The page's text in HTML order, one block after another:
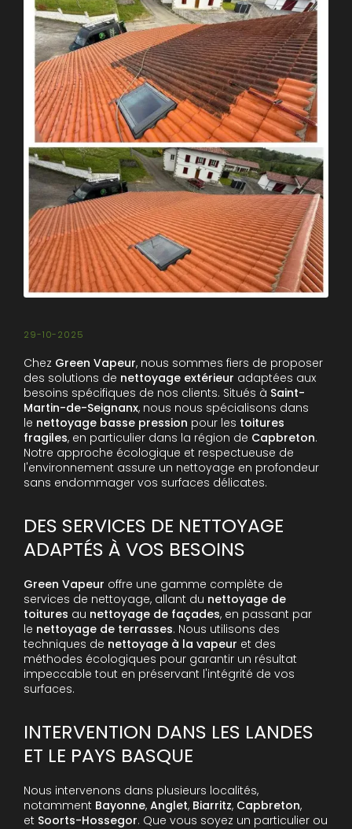
29-10-2025
Chez Green Vapeur, nous sommes fiers de proposer
des solutions de nettoyage extérieur adaptées aux
besoins spécifiques de nos clients. Situés à Saint-
Martin-de-Seignanx, nous nous spécialisons dans
le nettoyage basse pression pour les toitures
fragiles, en particulier dans la région de Capbreton.
Notre approche écologique et respectueuse de
l'environnement assure un nettoyage en profondeur
sans endommager vos surfaces délicates.
DES SERVICES DE NETTOYAGE
ADAPTÉS À VOS BESOINS
Green Vapeur offre une gamme complète de
services de nettoyage, allant du nettoyage de
toitures au nettoyage de façades, en passant par
le nettoyage de terrasses. Nous utilisons des
techniques de nettoyage à la vapeur et des
méthodes écologiques pour garantir un résultat
impeccable tout en préservant l'intégrité de vos
surfaces.
INTERVENTION DANS LES LANDES
ET LE PAYS BASQUE
Nous intervenons dans plusieurs localités,
notamment Bayonne, Anglet, Biarritz, Capbreton,
et Soorts-Hossegor. Que vous soyez un particulier ou